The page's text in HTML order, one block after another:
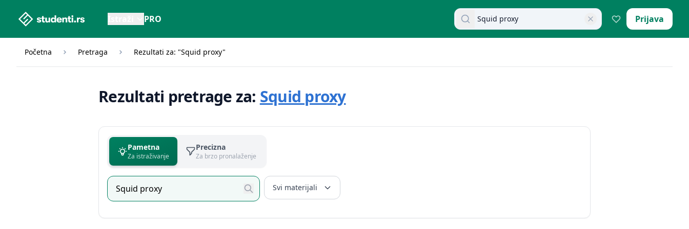
studenti.rs home page PRO Pretraži dokumente Prijava
Početna Pretraga Rezultati za: "Squid proxy"
Rezultati pretrage za: Squid proxy
Pametna
Za istraživanje
Precizna
Za brzo pronalaženje
Svi materijali